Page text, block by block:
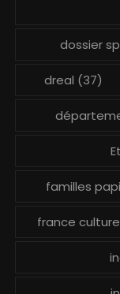
dossier
dreal (37)
familles
france culture